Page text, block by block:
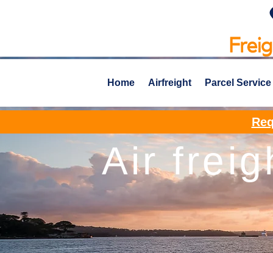
Home Airfreight Parcel Service
Air